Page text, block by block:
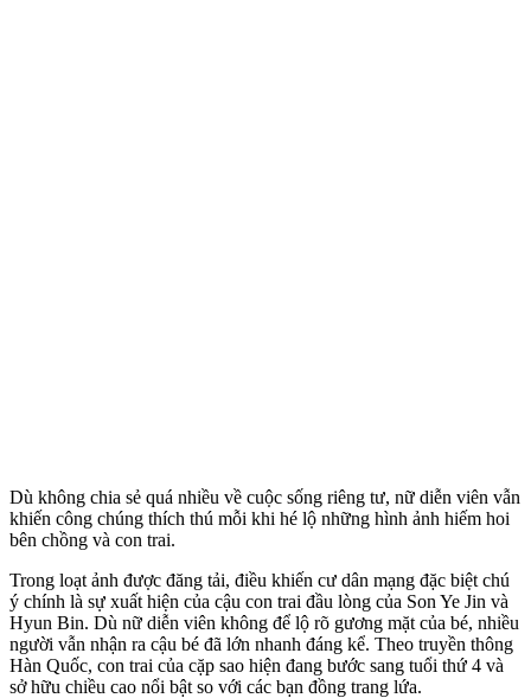
Dù không chia sẻ quá nhiều về cuộc sống riêng tư, nữ diễn viên vẫn
khiến công chúng thích thú mỗi khi hé lộ những hình ảnh hiếm hoi
bên chồng và con trai.
Trong loạt ảnh được đăng tải, điều khiến cư dân mạng đặc biệt chú
ý chính là sự xuất hiện của cậu con trai đầu lòng của Son Ye Jin và
Hyun Bin. Dù nữ diễn viên không để lộ rõ gương mặt của bé, nhiều
người vẫn nhận ra cậu bé đã lớn nhanh đáng kể. Theo truyền thông
Hàn Quốc, con trai của cặp sao hiện đang bước sang tuổi thứ 4 và
sở hữu chiều cao nổi bật so với các bạn đồng trang lứa.